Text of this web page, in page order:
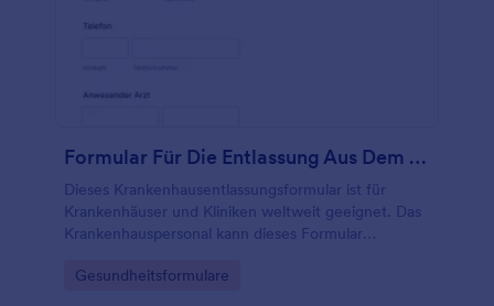
Formular Für Die Entlassung Aus Dem Krankenhaus
Dieses Krankenhausentlassungsformular ist für
Krankenhäuser und Kliniken weltweit geeignet. Das
Krankenhauspersonal kann dieses Formular
Anforderungen erfüllt sind, bevor ein Patient
Go to Category:
Gesundheitsformulare